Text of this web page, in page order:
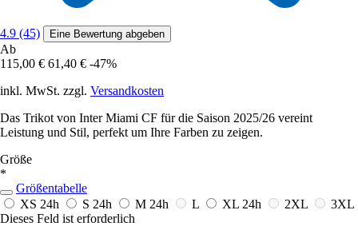
4.9 (45) Eine Bewertung abgeben
Ab
115,00 € 61,40 € -47%
inkl. MwSt. zzgl. Versandkosten
Das Trikot von Inter Miami CF für die Saison 2025/26 vereint
Leistung und Stil, perfekt um Ihre Farben zu zeigen.
Größe
*
Größentabelle
XS 24h S 24h M 24h L XL 24h 2XL
3XL
Dieses Feld ist erforderlich